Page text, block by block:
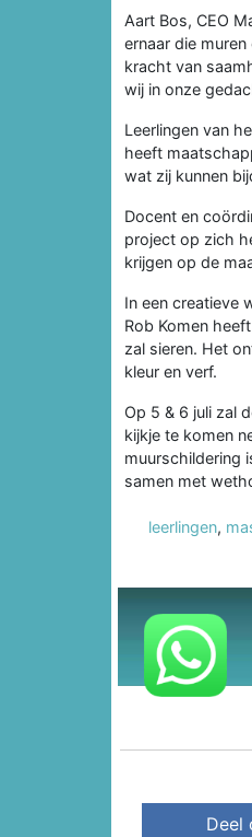
Aart Bos, CEO
ernaar die
kracht van
wij in onze
Leerlingen van
heeft
wat zij kunnen
Docent en
project op zich
krijgen op de
In een creatieve
Rob Komen
zal sieren. Het
kleur en verf.
Op 5 & 6 juli zal
kijkje te komen
muurschildering
samen met
leerlingen,
Deel